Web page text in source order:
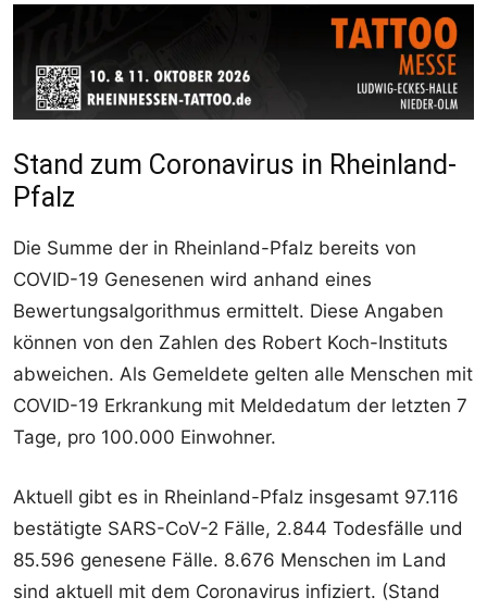
Stand zum Coronavirus in Rheinland-
Pfalz
Die Summe der in Rheinland-Pfalz bereits von
COVID-19 Genesenen wird anhand eines
Bewertungsalgorithmus ermittelt. Diese Angaben
können von den Zahlen des Robert Koch-Instituts
abweichen. Als Gemeldete gelten alle Menschen mit
COVID-19 Erkrankung mit Meldedatum der letzten 7
Tage, pro 100.000 Einwohner.
Aktuell gibt es in Rheinland-Pfalz insgesamt 97.116
bestätigte SARS-CoV-2 Fälle, 2.844 Todesfälle und
85.596 genesene Fälle. 8.676 Menschen im Land
sind aktuell mit dem Coronavirus infiziert. (Stand